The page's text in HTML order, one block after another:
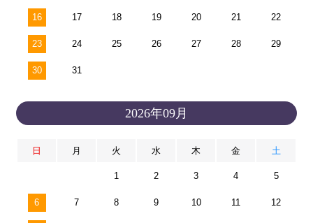
16 17 18 19 20 21 22
23 24 25 26 27 28 29
30 31
2026年09月
日 月 火 水 木 金 土
1 2 3 4 5
6 7 8 9 10 11 12